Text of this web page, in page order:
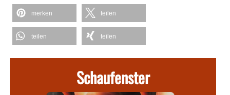
merken teilen
teilen teilen
Schaufenster